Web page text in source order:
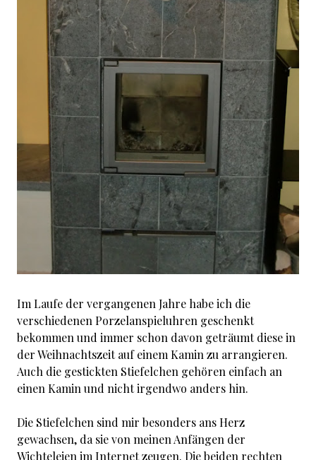
Im Laufe der vergangenen Jahre habe ich die
verschiedenen Porzelanspieluhren geschenkt
bekommen und immer schon davon geträumt diese in
der Weihnachtszeit auf einem Kamin zu arrangieren.
Auch die gestickten Stiefelchen gehören einfach an
einen Kamin und nicht irgendwo anders hin.
Die Stiefelchen sind mir besonders ans Herz
gewachsen, da sie von meinen Anfängen der
Wichteleien im Internet zeugen. Die beiden rechten